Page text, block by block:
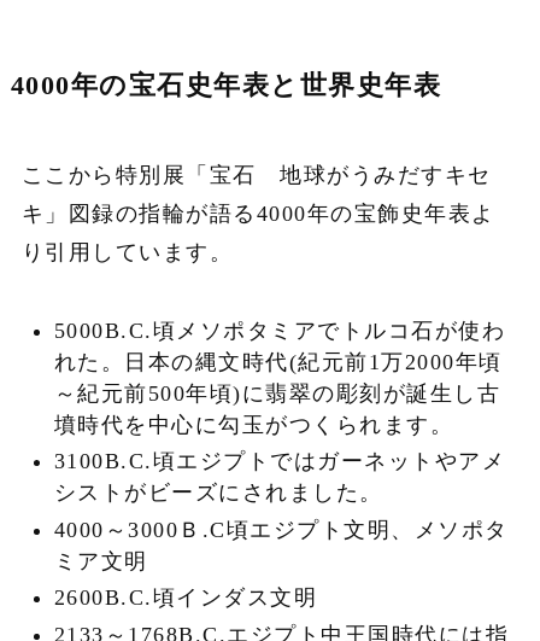
4000年の宝石史年表と世界史年表
ここから特別展「宝石 地球がうみだすキセ
キ」図録の指輪が語る4000年の宝飾史年表よ
り引用しています。
5000B.C.頃メソポタミアでトルコ石が使わ
れた。日本の縄文時代(紀元前1万2000年頃
～紀元前500年頃)に翡翠の彫刻が誕生し古
墳時代を中心に勾玉がつくられます。
3100B.C.頃エジプトではガーネットやアメ
シストがビーズにされました。
4000～3000Ｂ.C頃エジプト文明、メソポタ
ミア文明
2600B.C.頃インダス文明
2133～1768B.C.エジプト中王国時代には指